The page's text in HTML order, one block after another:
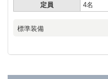
定員
4名
標準装備